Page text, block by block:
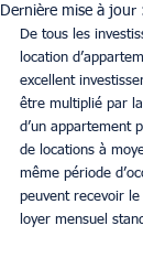
Dernière mise à jour
De tous les
location
excellent
être multiplié par
d’un appartement
de locations à
même période
peuvent recevoir
loyer mensuel